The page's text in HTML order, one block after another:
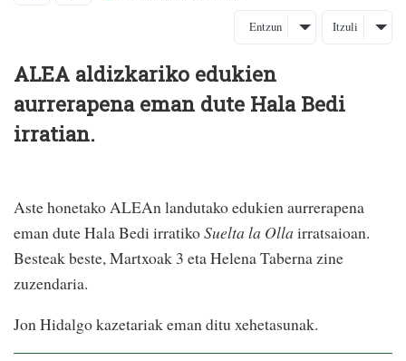
Entzun Itzuli
ALEA aldizkariko edukien
aurrerapena eman dute Hala Bedi
irratian.
Aste honetako ALEAn landutako edukien aurrerapena
eman dute Hala Bedi irratikoSuelta la Olla irratsaioan.
Besteak beste, Martxoak 3 eta Helena Taberna zine
zuzendaria.
Jon Hidalgo kazetariak eman ditu xehetasunak.